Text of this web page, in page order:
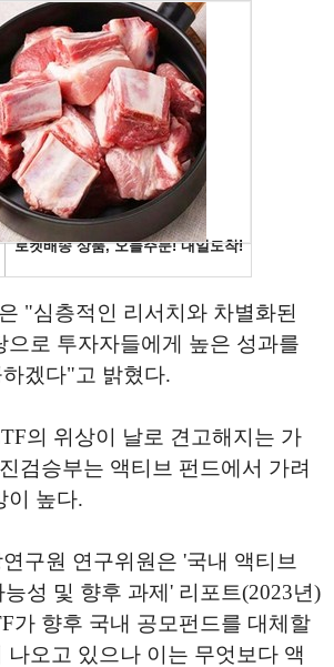
"심층적인 리서치와 차별화된
으로 투자자들에게 높은 성과를
겠다"고 밝혔다.
의 위상이 날로 견고해지는 가
검승부는 액티브 펀드에서 가려
이 높다.
구원 연구위원은 '국내 액티브
성 및 향후 과제' 리포트(2023년)
가 향후 국내 공모펀드를 대체할
나오고 있으나 이는 무엇보다 액